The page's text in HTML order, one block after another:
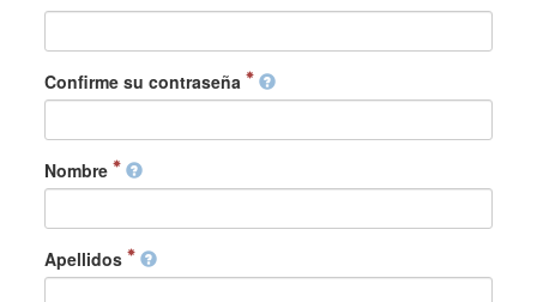
Confirme su contraseña
Nombre
Apellidos